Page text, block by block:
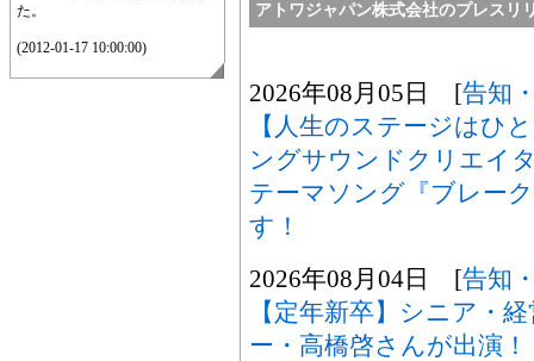
た。
(2012-01-17 10:00:00)
アトワジャパン株式会社のプレスリ
2026年08月05日 [告知
【人生のステージはひ
ングサウンドクリエイ
テーマソング『ブレー
す！
2026年08月04日 [告知
【定年新卒】シニア・
ー・高橋啓さんが出演